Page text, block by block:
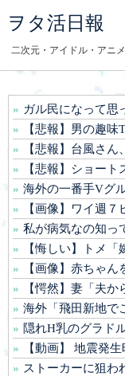
ヲタ活日報
二次元・アイドル・アニ
ガル民になって思
【悲報】男の趣
【悲報】台風さ
【悲報】ショートスリ
海外の一番手Vグループ
【画像】ワイ週７ピ
私が病気なの知っててアポなしでやって来たウ
【悔しい】トメ「嫁子のお父さんそん
【画像】赤ちゃんを遺棄し
【愕然】妻「夫から知らないシャンプー
海外「飛田新地でこんなアイド
隠れH乳のグラドルと
【動画】 地震発生
ストーカーに狙われた女